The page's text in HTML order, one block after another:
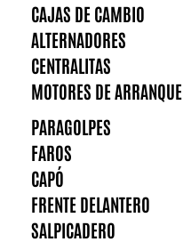
CAJAS DE CAMBIO
ALTERNADORES
CENTRALITAS
MOTORES DE ARRANQUE
PARAGOLPES
FAROS
CAPÓ
FRENTE DELANTERO
SALPICADERO